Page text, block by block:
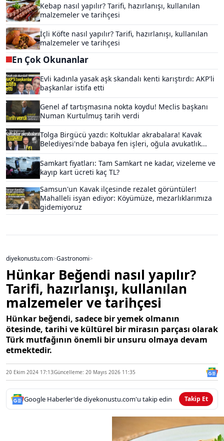
Kebap nasıl yapılır? Tarifi, hazırlanışı, kullanılan
malzemeler ve tarihçesi
İçli Köfte nasıl yapılır? Tarifi, hazırlanışı, kullanılan
malzemeler ve tarihçesi
En Çok Okunanlar
Evli kadınla yasak aşk skandalı kenti karıştırdı: AKP'li
başkanlar istifa etti
Genel af tartışmasına nokta koydu! Meclis başkanı
Numan Kurtulmuş tarih verdi
Tolga Birgücü yazdı: Koltuklar akrabalara! Kavak
Belediyesi'nde babaya fen işleri, oğula avukatlık...
Samkart fiyatları: Tam Samkart ne kadar, vizeleme ve
kayıp kart ücreti kaç TL?
Samsun'un Kavak ilçesinde rezalet görüntüler!
Mahalleli isyan ediyor: Köyümüze, mezarlıklarımıza
gidemiyoruz
diyekonustu.com>Gastronomi>
Hünkar Beğendi nasıl yapılır?
Tarifi, hazırlanışı, kullanılan
malzemeler ve tarihçesi
Hünkar beğendi, sadece bir yemek olmanın
ötesinde, tarihi ve kültürel bir mirasın parçası olarak
Türk mutfağının önemli bir unsuru olmaya devam
etmektedir.
20 Ekim 2024 17:13Güncelleme: 20 Mayıs 2026 11:35
Google Haberler'de diyekonustu.com'u takip edin Takip Et